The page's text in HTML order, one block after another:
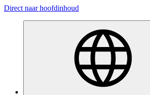
Direct naar hoofdinhoud